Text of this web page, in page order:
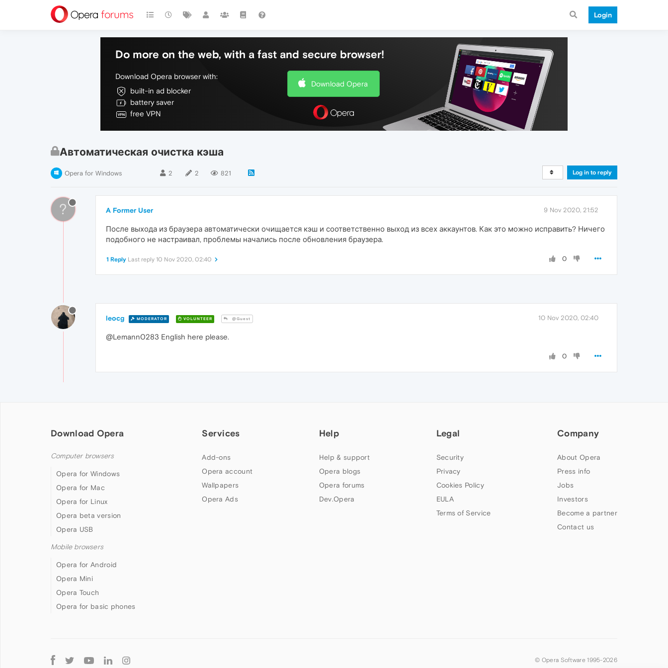
Login
Do more on the web, with a fast and secure browser!
Download Opera browser with:
built-in ad blocker
battery saver
free VPN
Download Opera
Автоматическая очистка кэша
Opera for Windows 2 2 821 Log in to reply
? A Former User 9 Nov 2020, 21:52
После выхода из браузера автоматически очищается кэш и соответственно выход из всех аккаунтов. Как это можно исправить? Ничего
подобного не настраивал, проблемы начались после обновления браузера.
0
1 Reply Last reply 10 Nov 2020, 02:40
leocg MODERATOR VOLUNTEER @Guest 10 Nov 2020, 02:40
@Lemann0283 English here please.
0
Download Opera
Computer browsers
Opera for Windows
Opera for Mac
Opera for Linux
Opera beta version
Opera USB
Mobile browsers
Opera for Android
Opera Mini
Opera Touch
Opera for basic phones
Services
Add-ons
Opera account
Wallpapers
Opera Ads
Help
Help & support
Opera blogs
Opera forums
Dev.Opera
Legal
Security
Privacy
Cookies Policy
EULA
Terms of Service
Company
About Opera
Press info
Jobs
Investors
Become a partner
Contact us
Follow
© Opera Software 1995-2026